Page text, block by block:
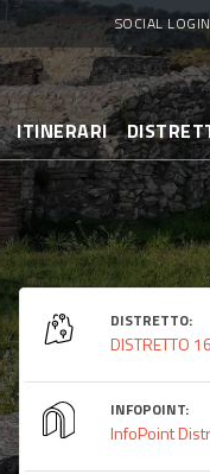
SOCIAL LOGIN
ITINERARI
DISTRETTO:
DISTRETTO 16
INFOPOINT:
InfoPoint